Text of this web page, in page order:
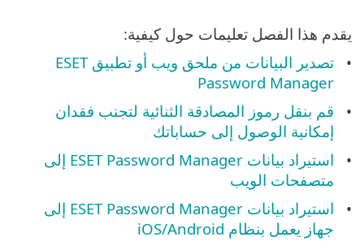
يقدم هذا الفصل تعليمات حول كيفية:
تصدير البيانات من ملحق ويب أو تطبيق ESET
Password Manager
قم بنقل رموز المصادقة الثنائية لتجنب فقدان
إمكانية الوصول إلى حساباتك
استيراد بيانات ESET Password Manager إلى
متصفحات الويب
استيراد بيانات ESET Password Manager إلى
جهاز يعمل بنظام iOS/Android